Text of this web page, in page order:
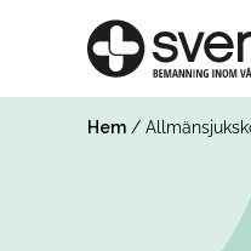
Hem /